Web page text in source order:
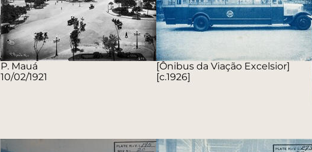
P. Mauá
10/02/1921
[Ônibus da Viação Excelsior]
[c.1926]